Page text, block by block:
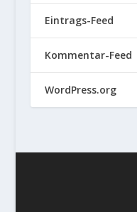
Eintrags-Feed
Kommentar-Feed
WordPress.org